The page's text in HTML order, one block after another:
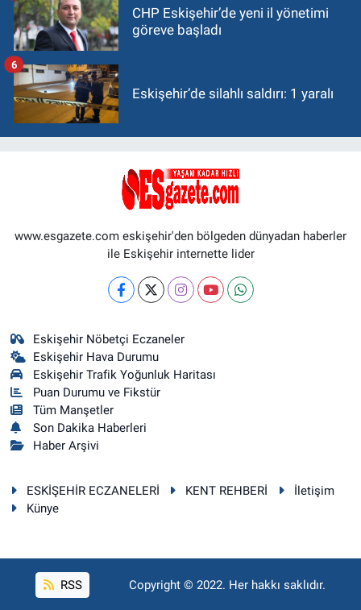
CHP Eskişehir’de yeni il yönetimi
göreve başladı
Eskişehir’de silahlı saldırı: 1 yaralı
6
www.esgazete.com eskişehir'den bölgeden dünyadan haberler
ile Eskişehir internette lider
Eskişehir Nöbetçi Eczaneler
Eskişehir Hava Durumu
Eskişehir Trafik Yoğunluk Haritası
Puan Durumu ve Fikstür
Tüm Manşetler
Son Dakika Haberleri
Haber Arşivi
ESKİŞEHİR ECZANELERİ KENT REHBERİ
İletişim
Künye
RSS Copyright © 2022. Her hakkı saklıdır.